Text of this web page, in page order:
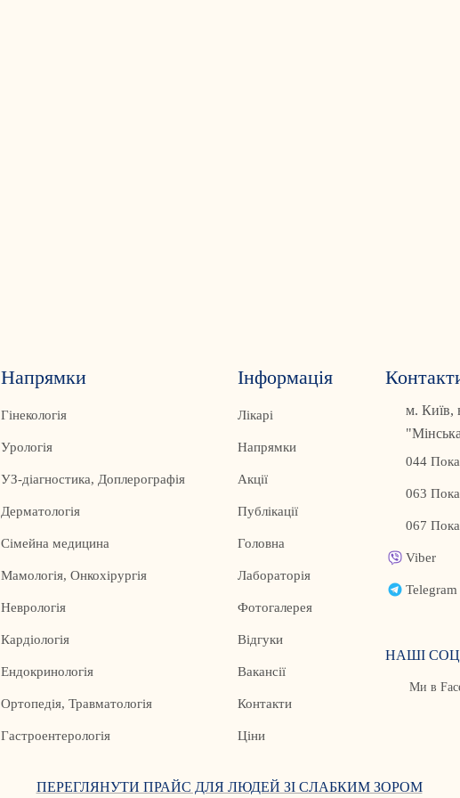
Напрямки
Гінекологія
Урологія
УЗ-діагностика, Доплерографія
Дерматологія
Сімейна медицина
Мамологія, Онкохірургія
Неврологія
Кардіологія
Ендокринологія
Ортопедія, Травматологія
Гастроентерологія
Інформація
Лікарі
Напрямки
Акції
Публікації
Головна
Лабораторія
Фотогалерея
Відгуки
Вакансії
Контакти
Ціни
м. Київ,
044
063
067
Viber
Telegram
НАШІ
Ми в
ПЕРЕГЛЯНУТИ ПРАЙС ДЛЯ ЛЮДЕЙ ЗІ СЛАБКИМ ЗОРОМ